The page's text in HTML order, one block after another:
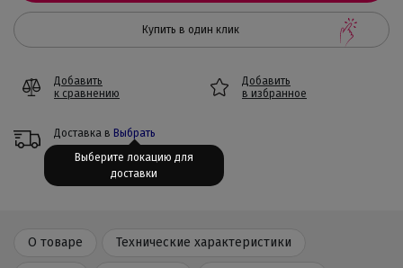
Купить в один клик
Добавить
к сравнению
Добавить
в избранное
Доставка в Выбрать
О товаре Технические характеристики
Выберите локацию для
доставки